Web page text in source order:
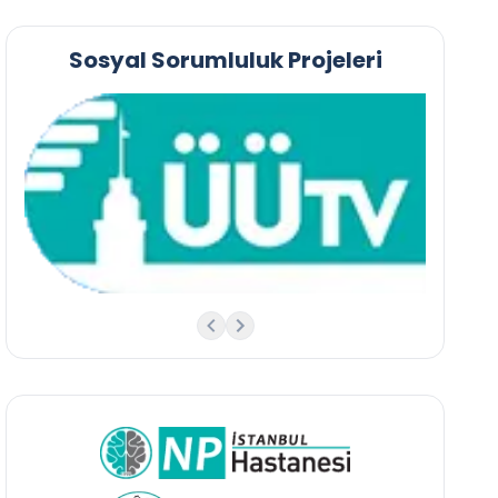
Sosyal Sorumluluk Projeleri